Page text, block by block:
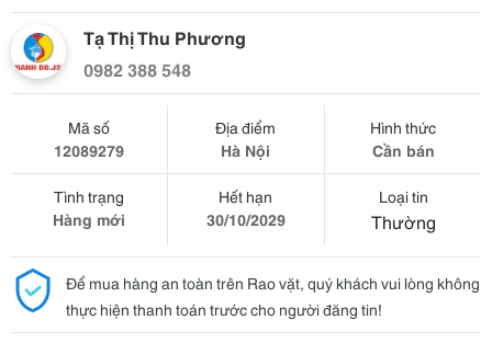
Tạ Thị Thu Phương
0982 388 548
Mã số
12089279
Địa điểm
Hà Nội
Hình thức
Cần bán
Tình trạng
Hàng mới
Hết hạn
30/10/2029
Loại tin
Thường
Để mua hàng an toàn trên Rao vặt, quý khách vui lòng không
thực hiện thanh toán trước cho người đăng tin!